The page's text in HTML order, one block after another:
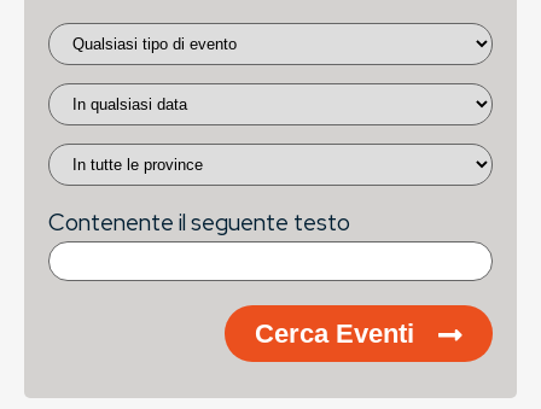
Contenente il seguente testo
Cerca Eventi